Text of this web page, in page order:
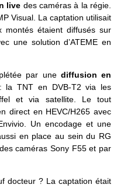
live des caméras à la régie.
Visual. La captation utilisait
montés étaient diffusés sur
une solution d’ATEME en
par une diffusion en
la TNT en DVB-T2 via les
et via satellite. Le tout
direct en HEVC/H265 avec
Un encodage et une
en place au sein du RG
caméras Sony F55 et par
docteur ? La captation était